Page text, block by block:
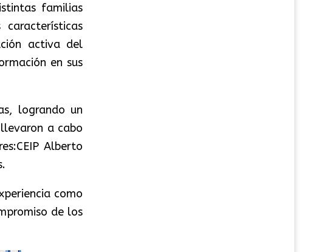
familias
activa del
en sus
logrando un
a cabo
Alberto
como
de los